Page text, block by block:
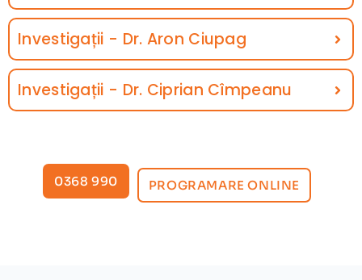
Investigații - Dr. Aron Ciupag
Investigații - Dr. Ciprian Cîmpeanu
0368 990 PROGRAMARE ONLINE